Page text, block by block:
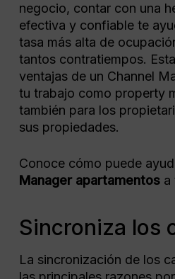
negocio, contar con una
efectiva y confiable te
tasa más alta de
tantos contratiempos.
ventajas de un Channel
tu trabajo como property
también para los
sus propiedades.
Conoce cómo puede
Manager apartamentosa
Sincroniza los
La sincronización de los